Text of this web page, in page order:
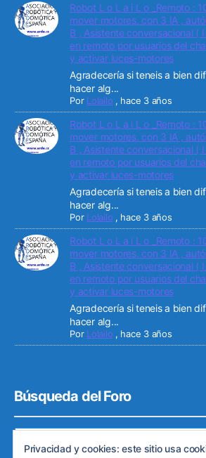
Robot L o L a i L o _Remoto :
mover motores. con 3 IA ,
B , Asistente conversacional (
en remoto por usuarios del
y activar luces-motores
Agradecería si teneis a bien
hacer alg...
Por Lolailo , hace 3 años
Robot L o L a i L o _Remoto :
mover motores. con 3 IA ,
B , Asistente conversacional (
en remoto por usuarios del
y activar luces-motores
Agradecería si teneis a bien
hacer alg...
Por Lolailo , hace 3 años
Robot L o L a i L o _Remoto :
mover motores. con 3 IA ,
B , Asistente conversacional (
en remoto por usuarios del
y activar luces-motores
Agradecería si teneis a bien
hacer alg...
Por Lolailo , hace 3 años
Búsqueda del Foro
Privacidad y cookies: este sitio usa